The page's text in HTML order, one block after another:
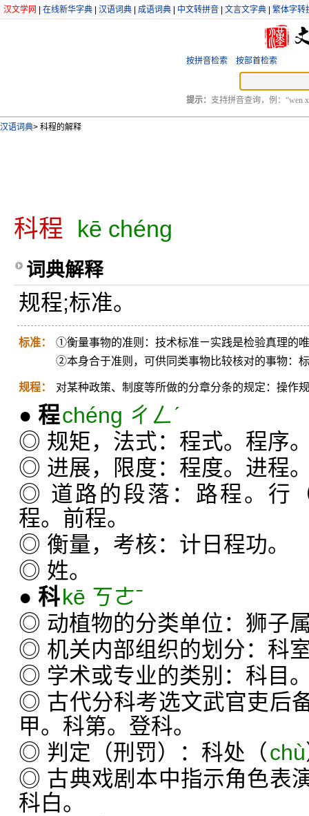
汉文学网 在线新华字典 汉语词典 成语词典 中文转拼音 文言文字典 繁体字转
按拼音检索 按部首检索
提示： 支持拼音查询，例：“wen
汉语词典> 科程的解释
科程 kē chéng
词典解释
规程;标准。
标准：
①衡量事物的准则：技术标准ㄧ实践是检验真理的
②本身合于准则，可供同类事物比较核对的事物：
规程： 对某种政策、制度等所做的分章分条的规定：操作
● 程chéng ㄔㄥˊ
◎ 规矩，法式：程式。程序
◎ 进展，限度：程度。进程
◎ 道路的段落：路程。行
程。前程。
◎ 衡量，考核：计日程功。
◎ 姓。
● 科kē ㄎㄜˉ
◎ 动植物的分类单位：狮子
◎ 机关内部组织的划分：科
◎ 学术或专业的类别：科目
◎ 古代分科考选文武官吏后
甲。科第。登科。
◎ 判定（刑罚）：科处（chù
◎ 古典戏剧本中指示角色表
科白。